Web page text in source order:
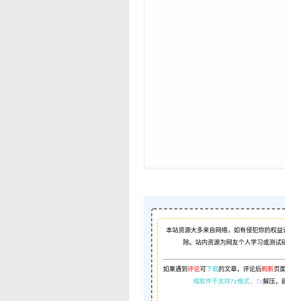
本站资源大多来自网络，如有侵犯你的权益
除。站内资源为网友个人学习或测试
如果遇到 评论可下载的文章，评论后刷新页
缩软件不支持7z格式，7z解压，